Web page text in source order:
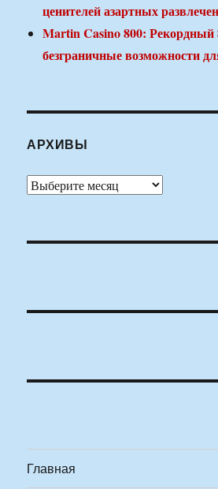
ценителей азартных
Martin Casino 800: Рекордный
безграничные возможности
АРХИВЫ
Архивы
Главная